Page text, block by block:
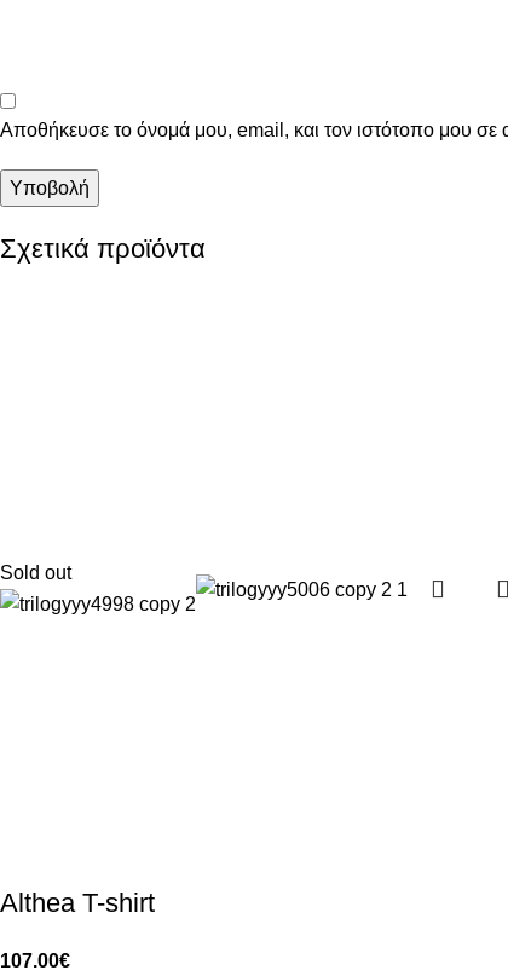
Αποθήκευσε το όνομά μου, email, και τον ιστότοπο μου
Σχετικά προϊόντα
Sold out
Althea T-shirt
107.00€